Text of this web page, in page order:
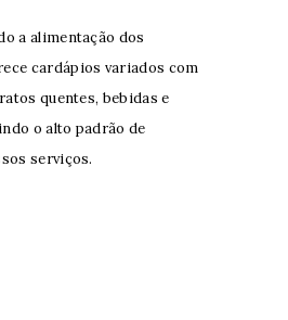
a alimentação dos
cardápios variados com
quentes, bebidas e
o alto padrão de
serviços.